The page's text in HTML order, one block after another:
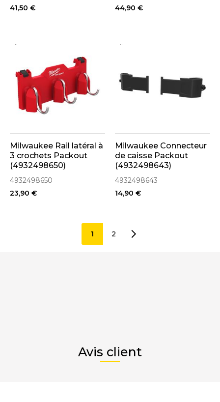
41,50 €
44,90 €
..
Milwaukee Rail latéral à
3 crochets Packout
(4932498650)
4932498650
23,90 €
..
Milwaukee Connecteur
de caisse Packout
(4932498643)
4932498643
14,90 €
1 2
Avis client